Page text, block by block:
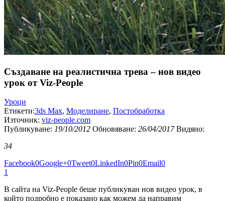
Създаване на реалистична трева – нов видео
урок от Viz-People
Уроци
Етикети:3ds Max, Моделиране, Постобработка
Източник: viz-people.com
Публикуванe: 19/10/2012 Обновяване: 26/04/2017 Видяно:
34
Facebook0Google+0Tweet0LinkedIn0Pin0Email0
1
В сайта на Viz-People беше публикуван нов видео урок, в
който подробно е показано как можем да направим